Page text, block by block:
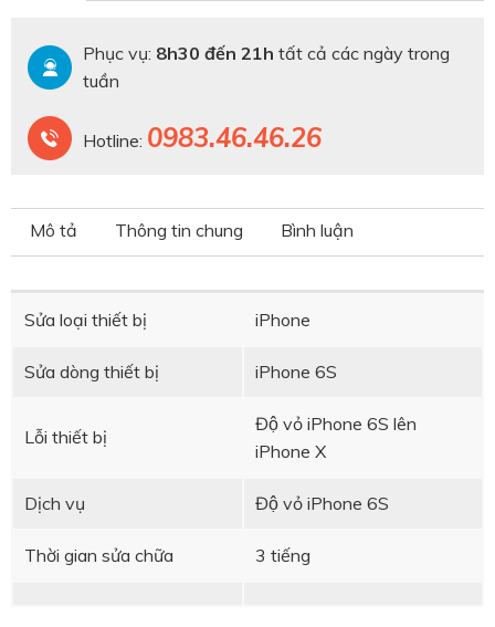
Phục vụ: 8h30 đến 21h tất cả các ngày trong
tuần
Hotline: 0983.46.46.26
Mô tả Thông tin chung Bình luận
Sửa loại thiết bị iPhone
Sửa dòng thiết bị iPhone 6S
Lỗi thiết bị
Độ vỏ iPhone 6S lên
iPhone X
Dịch vụ Độ vỏ iPhone 6S
Thời gian sửa chữa 3 tiếng